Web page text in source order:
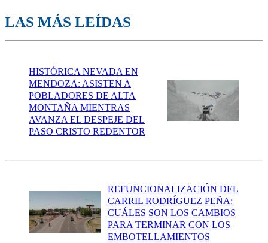
LAS MÁS LEÍDAS
HISTÓRICA NEVADA EN
MENDOZA: ASISTEN A
POBLADORES DE ALTA
MONTAÑA MIENTRAS
AVANZA EL DESPEJE DEL
PASO CRISTO REDENTOR
REFUNCIONALIZACIÓN DEL
CARRIL RODRÍGUEZ PEÑA:
CUÁLES SON LOS CAMBIOS
PARA TERMINAR CON LOS
EMBOTELLAMIENTOS